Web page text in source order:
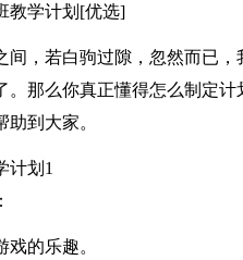
教学计划[优选]
间，若白驹过隙，忽然而已
。那么你真正懂得怎么制定
到大家。
计划1
戏的乐趣。